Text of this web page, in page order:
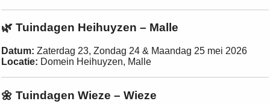
🌿 Tuindagen Heihuyzen – Malle
Datum: Zaterdag 23, Zondag 24 & Maandag 25 mei 2026
Locatie: Domein Heihuyzen, Malle
🌼 Tuindagen Wieze – Wieze